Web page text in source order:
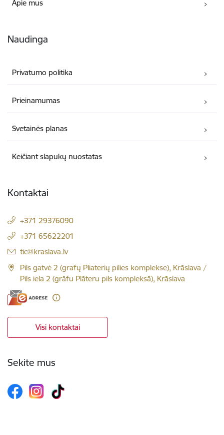
Apie mus
Naudinga
Privatumo politika
Prieinamumas
Svetainės planas
Keičiant slapukų nuostatas
Kontaktai
+371 29376090
+371 65622201
El. paštas:
tic@kraslava.lv
Pils gatvė 2 (grafų Pliaterių pilies komplekse), Krāslava /
Pils iela 2 (grāfu Plāteru pils kompleksā), Krāslava
Visi kontaktai
Sekite mus